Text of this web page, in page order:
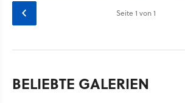
Seite1 von 1
BELIEBTE GALERIEN